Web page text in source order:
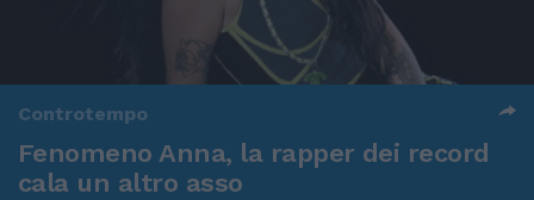
Controtempo
Fenomeno Anna, la rapper dei record
cala un altro asso